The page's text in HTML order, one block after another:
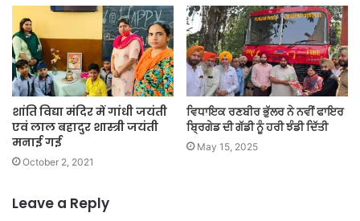
शांति विद्या मंदिर में गांधी जयंती
एवं लाल बहादुर शास्त्री जयंती
मनाई गई
October 2, 2021
ਵਿਧਾਇਕ ਰਣਬੀਰ ਭੁੱਲਰ ਨੇ ਨਵੀਂ ਫਾਇਰ
ਬ੍ਰਿਗੇਡ ਦੀ ਗੱਡੀ ਨੂੰ ਹਰੀ ਝੰਡੀ ਦਿੱਤੀ
May 15, 2025
Leave a Reply